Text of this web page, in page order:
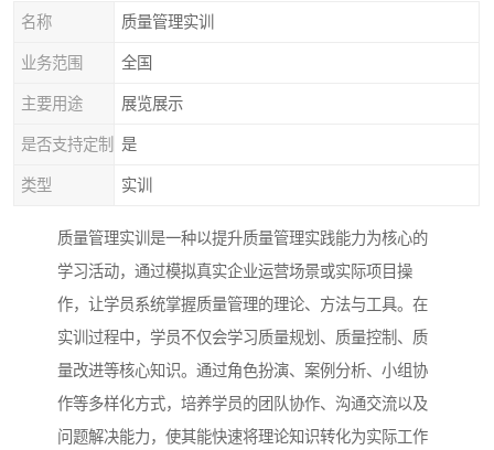
名称 质量管理实训
业务范围 全国
主要用途 展览展示
是否支持定制 是
类型 实训
质量管理实训是一种以提升质量管理实践能力为核心的
学习活动，通过模拟真实企业运营场景或实际项目操
作，让学员系统掌握质量管理的理论、方法与工具。在
实训过程中，学员不仅会学习质量规划、质量控制、质
量改进等核心知识。通过角色扮演、案例分析、小组协
作等多样化方式，培养学员的团队协作、沟通交流以及
问题解决能力，使其能快速将理论知识转化为实际工作